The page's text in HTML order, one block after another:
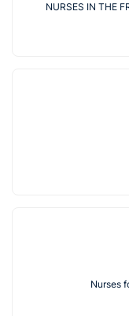
NURSES IN THE
Nurses